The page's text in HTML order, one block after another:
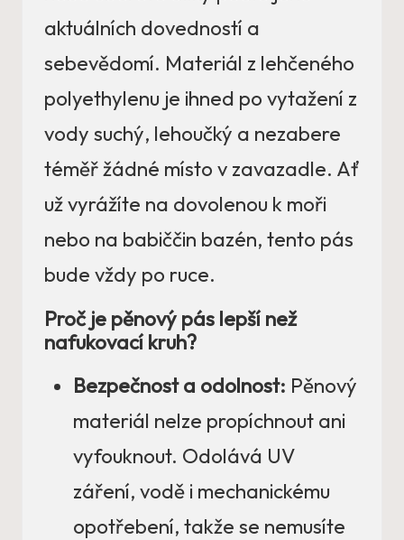
aktuálních dovedností a
sebevědomí. Materiál z lehčeného
polyethylenu je ihned po vytažení z
vody suchý, lehoučký a nezabere
téměř žádné místo v zavazadle. Ať
už vyrážíte na dovolenou k moři
nebo na babiččin bazén, tento pás
bude vždy po ruce.
Proč je pěnový pás lepší než
nafukovací kruh?
Bezpečnost a odolnost: Pěnový
materiál nelze propíchnout ani
vyfouknout. Odolává UV
záření, vodě i mechanickému
opotřebení, takže se nemusíte